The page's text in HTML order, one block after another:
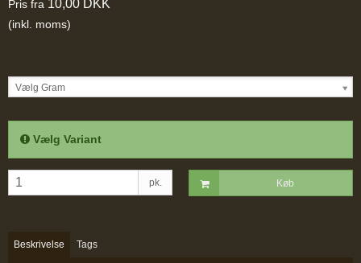
Pris fra 10,00 DKK
(inkl. moms)
Vælg Gram
Vælg Variant
pk. Køb
Beskrivelse Tags